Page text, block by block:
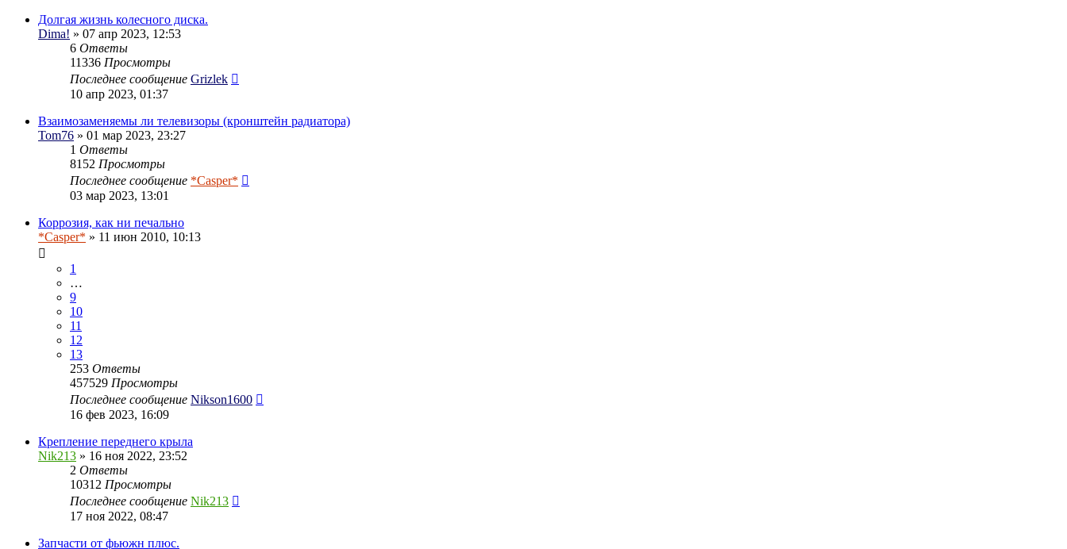
Долгая жизнь колесного диска.
Dima! » 07 апр 2023, 12:53
6 Ответы
11336 Просмотры
Последнее сообщение Grizlek
10 апр 2023, 01:37
Взаимозаменяемы ли телевизоры (кронштейн радиатора)
Tom76 » 01 мар 2023, 23:27
1 Ответы
8152 Просмотры
Последнее сообщение *Casper*
03 мар 2023, 13:01
Коррозия, как ни печально
*Casper* » 11 июн 2010, 10:13
1
…
9
10
11
12
13
253 Ответы
457529 Просмотры
Последнее сообщение Nikson1600
16 фев 2023, 16:09
Крепление переднего крыла
Nik213 » 16 ноя 2022, 23:52
2 Ответы
10312 Просмотры
Последнее сообщение Nik213
17 ноя 2022, 08:47
Запчасти от фьюжн плюс.